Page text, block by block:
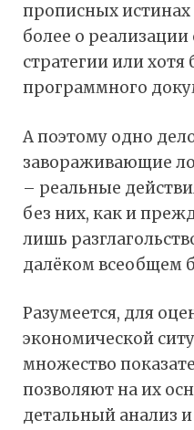
прописных истинах
более о
стратегии или
программного
А поэтому одно
завораживающие
– реальные
без них, как и
лишь
далёком всеобщем
Разумеется, для
экономической
множество
позволяют на их
детальный анализ